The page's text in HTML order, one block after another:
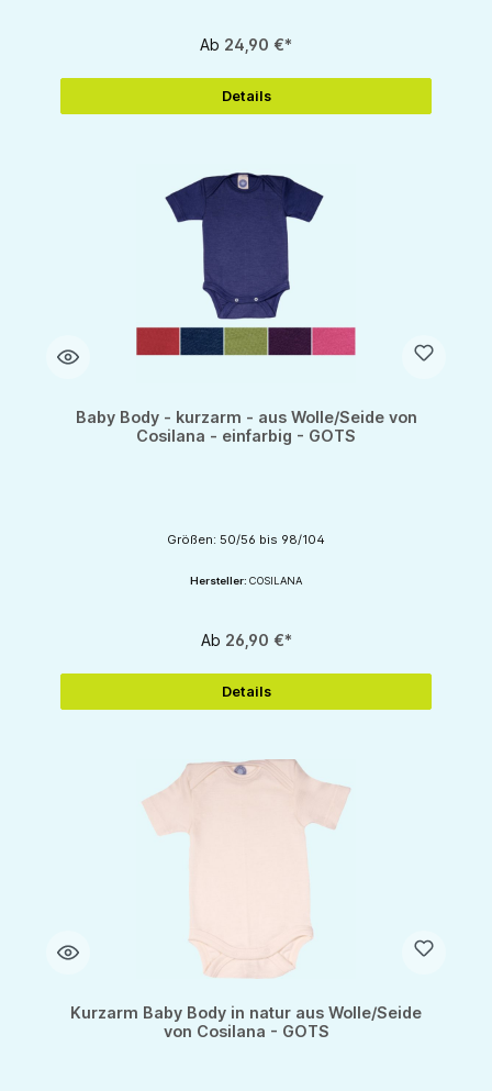
Ab 24,90 €*
Details
Baby Body - kurzarm - aus Wolle/Seide von
Cosilana - einfarbig - GOTS
Größen: 50/56 bis 98/104
Hersteller: COSILANA
Ab 26,90 €*
Details
Kurzarm Baby Body in natur aus Wolle/Seide
von Cosilana - GOTS